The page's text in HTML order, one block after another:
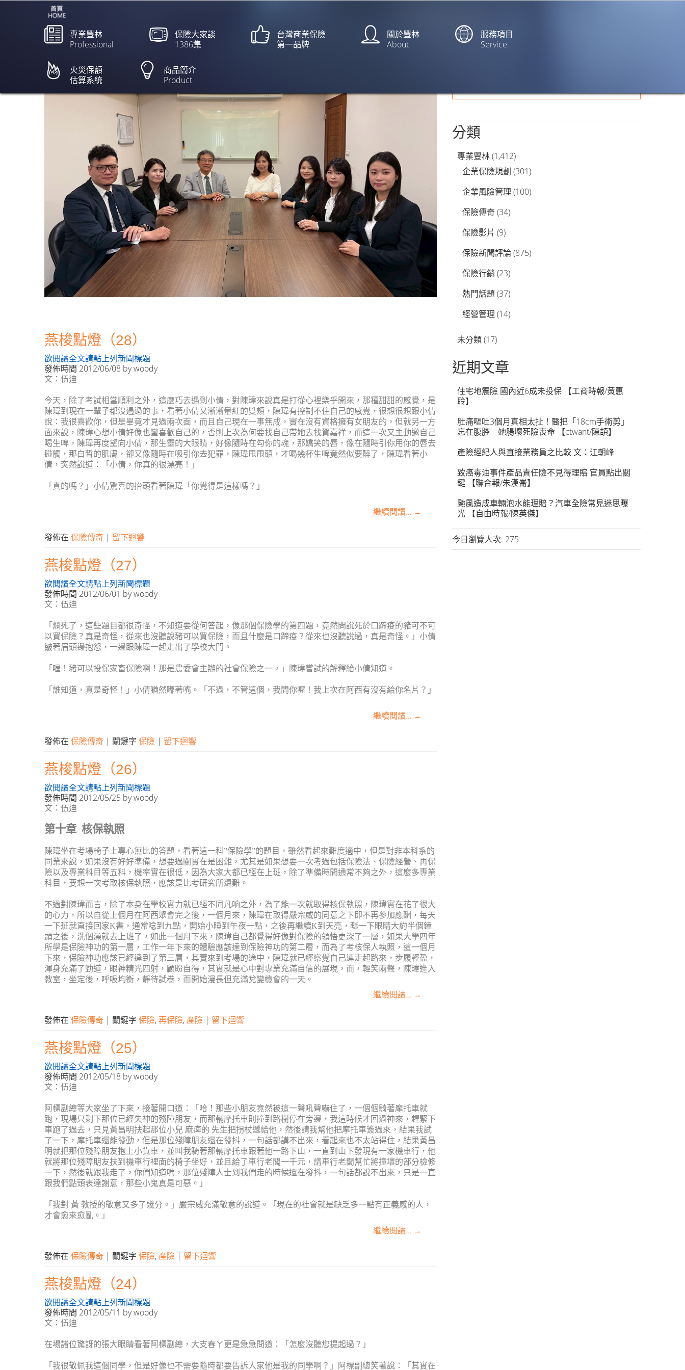
專業豐林
Professional
保險大家談
1386集
台灣商業保險
第一品牌
關於豐林
About
服務項目
Service
火災保額
估算系統
商品簡介
Product
豐林保險經紀人:保險傳奇
燕梭點燈（28）
欲閱讀全文請點上列新聞標題
發佈時間 2012/06/08 bywoody
文：伍迪
今天，除了考試相當順利之外，這麼巧去遇到小倩，對陳瑋來說真是打從心裡樂乎開來，那種甜甜的感覺，是
陳瑋到現在一輩子都沒遇過的事，看著小倩又漸漸暈紅的雙頰，陳瑋有控制不住自己的感覺，很想很想跟小倩
說：我很喜歡你，但是畢竟才見過兩次面，而且自己現在一事無成，實在沒有資格擁有女朋友的，但就另一方
面來說，陳瑋心想小倩好像也蠻喜歡自己的，否則上次為何要找自己帶她去找賀嘉祥，而這一次又主動邀自己
喝生啤，陳瑋再度望向小倩，那生靈的大眼睛，好像隨時在勾你的魂，那嬌笑的唇，像在隨時引你用你的唇去
碰觸，那白皙的肌膚，卻又像隨時在吸引你去犯罪，陳瑋甩甩頭，才喝幾杯生啤竟然似要醉了，陳瑋看著小
倩，突然說道：「小倩，你真的很漂亮！」
「真的嗎？」小倩驚喜的抬頭看著陳瑋「你覺得是這樣嗎？」
繼續閱讀… →
發佈在 保險傳奇 | 留下迴響
燕梭點燈（27）
欲閱讀全文請點上列新聞標題
發佈時間 2012/06/01 bywoody
文：伍迪
「爛死了，這些題目都很奇怪，不知道要從何答起，像那個保險學的第四題，竟然問說死於口蹄疫的豬可不可
以買保險？真是奇怪，從來也沒聽說豬可以買保險，而且什麼是口蹄疫？從來也沒聽說過，真是奇怪。」小倩
皺著眉頭邊抱怨，一邊跟陳瑋一起走出了學校大門。
「喔！豬可以投保家畜保險啊！那是農委會主辦的社會保險之一。」陳瑋嘗試的解釋給小倩知道。
「誰知道，真是奇怪！」小倩猶然嘟著嘴。「不過，不管這個，我問你喔！我上次在阿西有沒有給你名片？」
繼續閱讀… →
發佈在 保險傳奇 | 關鍵字 保險 | 留下迴響
燕梭點燈（26）
欲閱讀全文請點上列新聞標題
發佈時間 2012/05/25 bywoody
文：伍迪
第十章 核保執照
陳瑋坐在考場椅子上專心無比的答題，看著這一科”保險學”的題目，雖然看起來難度適中，但是對非本科系的
同業來說，如果沒有好好準備，想要過關實在是困難，尤其是如果想要一次考過包括保險法、保險經營、再保
險以及專業科目等五科，機率實在很低，因為大家大都已經在上班，除了準備時間通常不夠之外，這麼多專業
科目，要想一次考取核保執照，應該是比考研究所還難。
不過對陳瑋而言，除了本身在學校實力就已經不同凡响之外，為了能一次就取得核保執照，陳瑋實在花了很大
的心力，所以自從上個月在阿西聚會完之後，一個月來，陳瑋在取得嚴宗威的同意之下即不再參加應酬，每天
一下班就直接回家K書，通常唸到九點，開始小睡到午夜一點，之後再繼續K到天亮，瞇一下眼睛大約半個鐘
頭之後，洗個澡就去上班了，如此一個月下來，陳瑋自己都覺得好像對保險的領悟更深了一層，如果大學四年
所學是保險神功的第一層，工作一年下來的體驗應該達到保險神功的第二層，而為了考核保人執照，這一個月
下來，保險神功應該已經達到了第三層，其實來到考場的途中，陳瑋就已經察覺自己連走起路來，步履輕盈，
渾身充滿了勁道，眼神精光四射，顧盼自得，其實就是心中對專業充滿自信的展現，而，輕笑兩聲，陳瑋進入
教室，坐定後，呼吸均衡，靜待試卷，而開始漫長但充滿兌變機會的一天。
繼續閱讀… →
發佈在 保險傳奇 | 關鍵字 保險,再保險, 產險 | 留下迴響
燕梭點燈（25）
欲閱讀全文請點上列新聞標題
發佈時間 2012/05/18 bywoody
文：伍迪
阿標副總等大家坐了下來，接著開口道：「哈！那些小朋友竟然被這一聲吼聲嚇住了，一個個騎著摩托車就
跑，現場只剩下那位已經失神的殘障朋友，而那輛摩托車則撞到路樹停在旁邊，我這時候才回過神來，趕緊下
車跑了過去，只見黃昌明扶起那位小兒 麻痺的 先生把拐杖遞給他，然後請我幫他把摩托車簽過來，結果我試
了一下，摩托車還能發動，但是那位殘障朋友還在發抖，一句話都講不出來，看起來也不太站得住，結果黃昌
明就把那位殘障朋友抱上小貨車，並叫我騎著那輛摩托車跟著他一路下山，一直到山下發現有一家機車行，他
就將那位殘障朋友扶到機車行裡面的椅子坐好，並且給了車行老闆一千元，請車行老闆幫忙將撞壞的部分檢修
一下，然後就跟我走了，你們知道嗎，那位殘障人士到我們走的時候還在發抖，一句話都說不出來，只是一直
跟我們點頭表達謝意，那些小鬼真是可惡。」
「我對 黃 教授的敬意又多了幾分。」嚴宗威充滿敬意的說道。「現在的社會就是缺乏多一點有正義感的人，
才會愈來愈亂。」
繼續閱讀… →
發佈在 保險傳奇 | 關鍵字 保險, 產險 | 留下迴響
燕梭點燈（24）
欲閱讀全文請點上列新聞標題
發佈時間 2012/05/11 bywoody
文：伍迪
在場諸位驚訝的張大眼睛看著阿標副總，大支春ㄚ更是急急問道：「怎麼沒聽您提起過？」
「我很敬佩我這個同學，但是好像也不需要隨時都要告訴人家他是我的同學啊？」阿標副總笑著說：「其實在
分類
專業豐林(1,412)
企業保險規劃 (301)
企業風險管理 (100)
保險傳奇(34)
保險影片 (9)
保險新聞評論(875)
保險行銷 (23)
熱門話題(37)
經營管理 (14)
未分類(17)
近期文章
住宅地震險 國內近6成未投保 【工商時報/黃惠
聆】
肚痛嘔吐3個月真相太扯！醫把「18cm手術剪」
忘在腹腔 她腸壞死險喪命 【ctwant/陳頡】
產險經紀人與直接業務員之比較 文：江朝峰
致癌毒油事件產品責任險不見得理賠 官員點出關
鍵 【聯合報/朱漢崙】
颱風造成車輛泡水能理賠？汽車全險常見迷思曝
光 【自由時報/陳英傑】
今日瀏覽人次: 275